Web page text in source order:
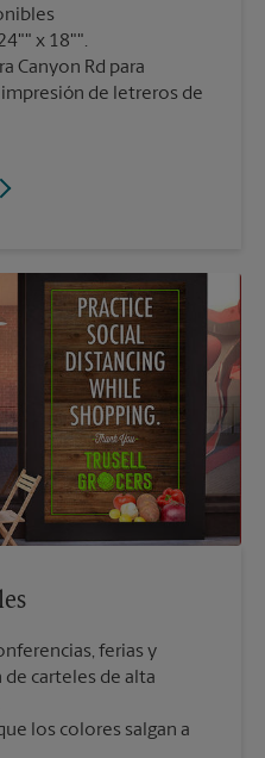
x 18"".
Canyon Rd para
de letreros de
ferias y
carteles de alta
los colores salgan a